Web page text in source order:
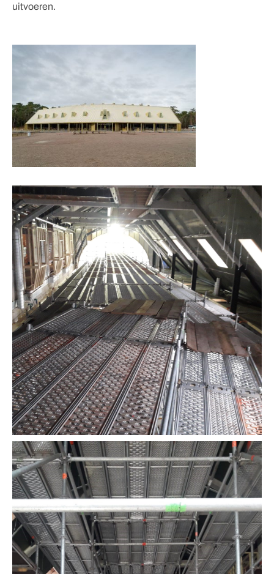
uitvoeren.